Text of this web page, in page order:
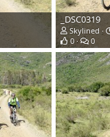
_DSC0319
Skylined
0
0